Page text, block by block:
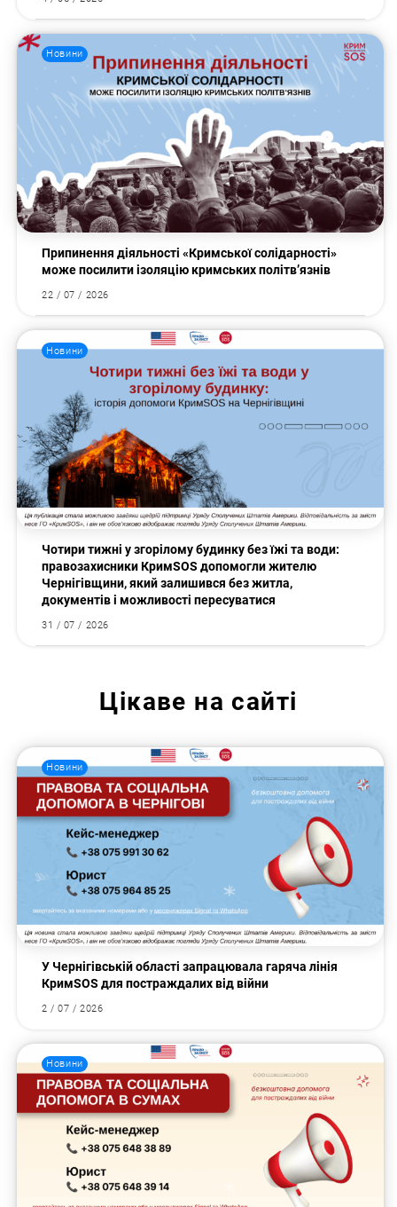
Новини
Припинення діяльності «Кримської солідарності»
може посилити ізоляцію кримських політв’язнів
22 / 07 / 2026
Новини
Чотири тижні у згорілому будинку без їжі та води:
правозахисники КримSOS допомогли жителю
Чернігівщини, який залишився без житла,
документів і можливості пересуватися
31 / 07 / 2026
Цікаве на сайті
Новини
У Чернігівській області запрацювала гаряча лінія
КримSOS для постраждалих від війни
2 / 07 / 2026
Новини